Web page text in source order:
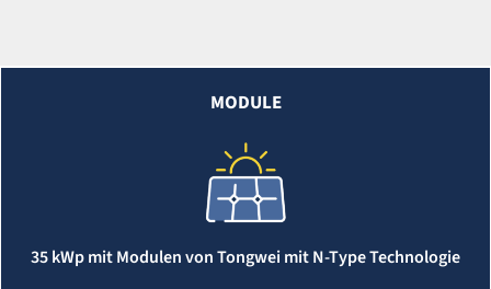
MODULE
35 kWp mit Modulen von Tongwei mit N-Type Technologie